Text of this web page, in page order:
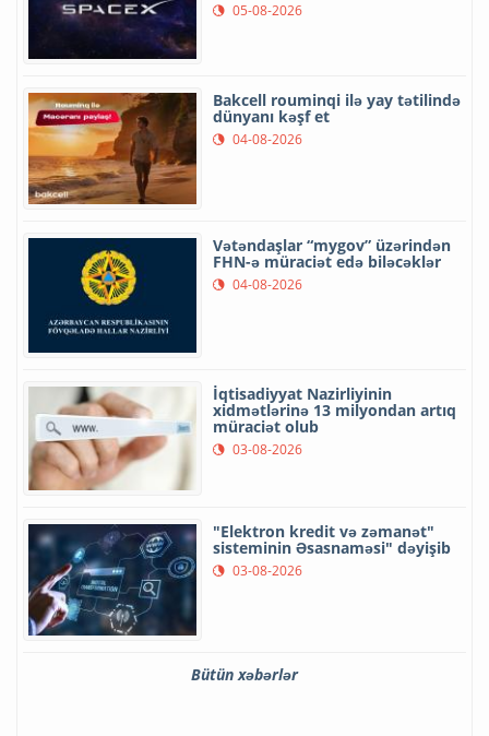
05-08-2026
Bakcell rouminqi ilə yay tətilində
dünyanı kəşf et
04-08-2026
Vətəndaşlar “mygov” üzərindən
FHN-ə müraciət edə biləcəklər
04-08-2026
İqtisadiyyat Nazirliyinin
xidmətlərinə 13 milyondan artıq
müraciət olub
03-08-2026
"Elektron kredit və zəmanət"
sisteminin Əsasnaməsi" dəyişib
03-08-2026
Bütün xəbərlər